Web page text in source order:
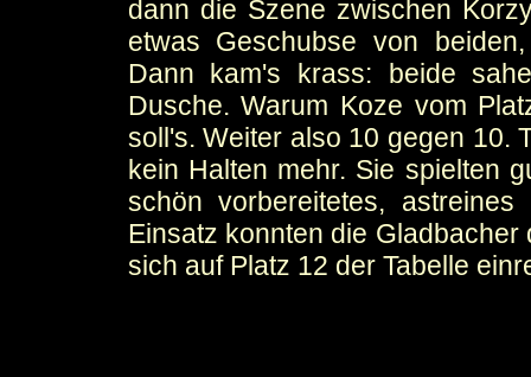
dann die Szene zwischen
etwas Geschubse von
Dann kam's krass: beide
Dusche. Warum Koze vom
soll's. Weiter also 10 gegen 10.
kein Halten mehr. Sie spielten
schön vorbereitetes,
Einsatz konnten die
sich auf Platz 12 der Tabelle